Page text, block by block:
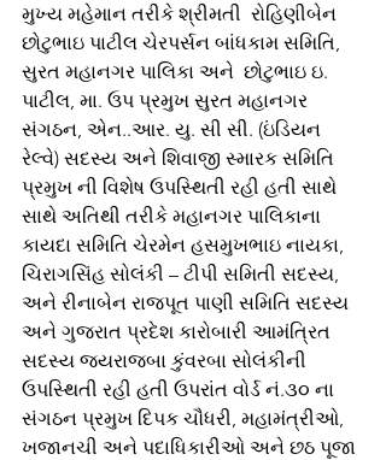
મુખ્ય મહેમાન તરીકે શ્રીમતી  રોહિણીબેન
છોટુભાઇ પાટીલ ચેરપર્સન બાંધકામ સમિતિ,
સુરત મહાનગર પાલિકા અને  છોટુભાઇ ઇ.
પાટીલ, મા. ઉપ પ્રમુખ સુરત મહાનગર
સંગઠન, એન..આર. યુ. સી સી. (ઇંડિયન
રેલ્વે) સદસ્ય અને શિવાજી સ્મારક સમિતિ
પ્રમુખ ની વિશેષ ઉપસ્થિતી રહી હતી સાથે
સાથે અતિથી તરીકે મહાનગર પાલિકાના
કાયદા સમિતિ ચેરમેન હસમુખભાઇ નાયકા,
ચિરાગસિંહ સોલંકી – ટીપી સમિતી સદસ્ય,
અને રીનાબેન રાજપૂત પાણી સમિતિ સદસ્ય
અને ગુજરાત પ્રદેશ કારોબારી આમંત્રિત
સદસ્ય જયરાજબા કુંવરબા સોલંકીની
ઉપસ્થિતી રહી હતી ઉપરાંત વોર્ડ નં.૩૦ ના
સંગઠન પ્રમુખ દિપક ચૌધરી, મહામંત્રીઓ,
ખજાનચી અને પદાધિકારીઓ અને છઠ પૂજા